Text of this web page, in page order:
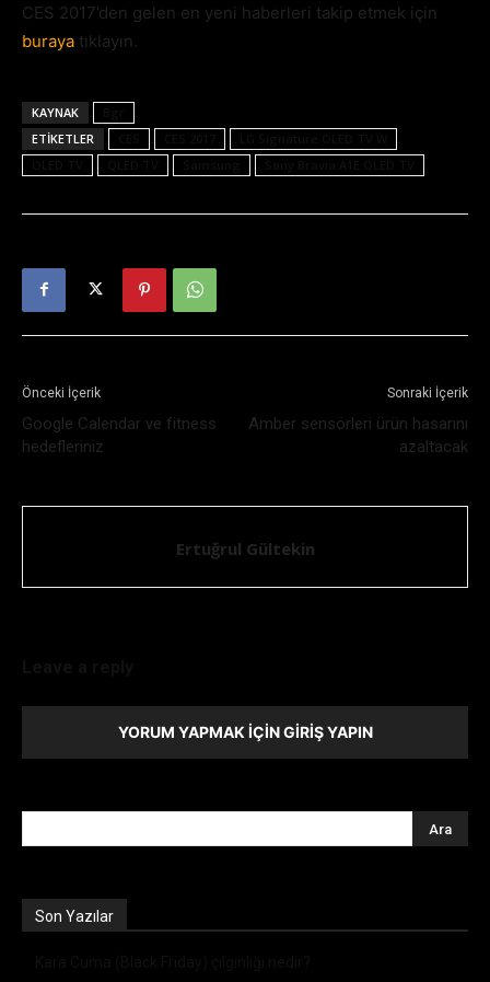
CES 2017’den gelen en yeni haberleri takip etmek için
buraya tıklayın.
KAYNAK
ETIKETLER
Önceki İçerik
Google Calendar ve fitness
hedefleriniz
Sonraki İçerik
Amber sensörleri ürün hasarını
azaltacak
Ertuğrul Gültekin
YORUM YAPMAK İÇIN GIRIŞ YAPIN
Son Yazılar